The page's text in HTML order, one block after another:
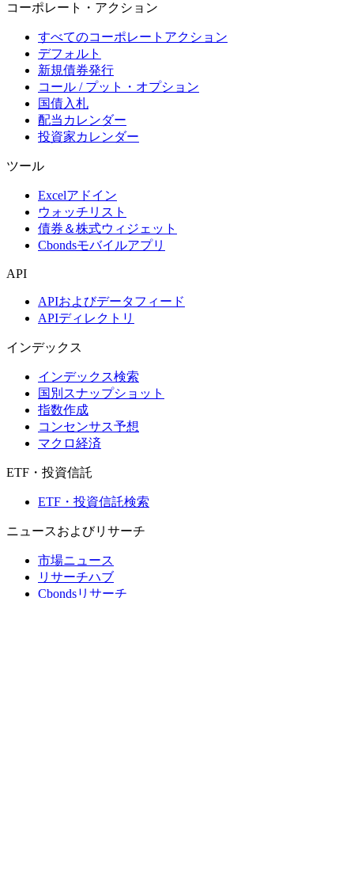
コーポレート・アクション
すべてのコーポレートアクション
デフォルト
新規債券発行
コール / プット・オプション
国債入札
配当カレンダー
投資家カレンダー
ツール
Excelアドイン
ウォッチリスト
債券＆株式ウィジェット
Cbondsモバイルアプリ
API
APIおよびデータフィード
APIディレクトリ
インデックス
インデックス検索
国別スナップショット
指数作成
コンセンサス予想
マクロ経済
ETF・投資信託
ETF・投資信託検索
ニュースおよびリサーチ
市場ニュース
リサーチハブ
Cbondsリサーチ